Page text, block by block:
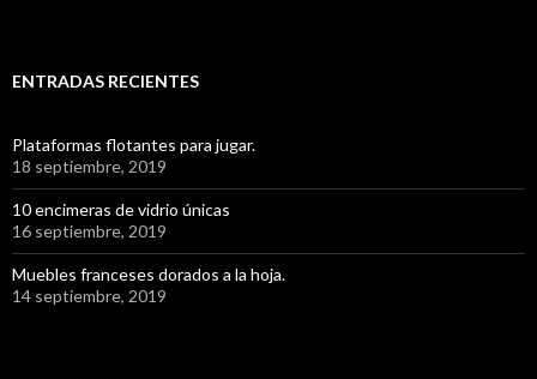
ENTRADAS RECIENTES
Plataformas flotantes para jugar.
18 septiembre, 2019
10 encimeras de vidrio únicas
16 septiembre, 2019
Muebles franceses dorados a la hoja.
14 septiembre, 2019